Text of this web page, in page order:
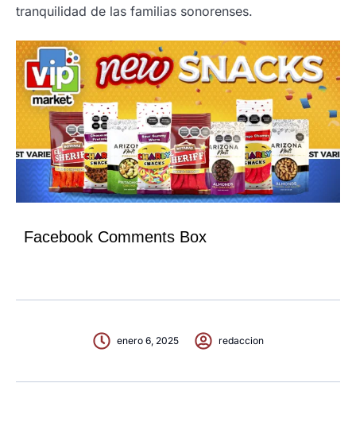
tranquilidad de las familias sonorenses.
Facebook Comments Box
enero 6, 2025 redaccion